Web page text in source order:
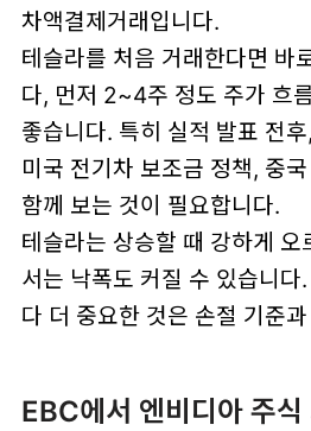
차액결제거래입니다.
테슬라를 처음 거래한다면 바
다, 먼저 2~4주 정도 주가 흐
좋습니다. 특히 실적 발표 전
미국 전기차 보조금 정책, 중
함께 보는 것이 필요합니다.
테슬라는 상승할 때 강하게 오
서는 낙폭도 커질 수 있습니다
다 더 중요한 것은 손절 기준
EBC에서 엔비디아 주식